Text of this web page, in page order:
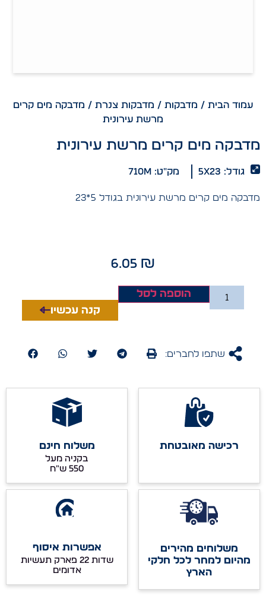
עמוד הבית/ מדבקות/ מדבקות צנרת/ מדבקה מים קרים
מרשת עירונית
מדבקה מים קרים מרשת עירונית
גודל: 5x23 מק"ט: 710m
מדבקה מים קרים מרשת עירונית בגודל 5*23
6.05₪
הוספה לסל
קנה עכשיו
שתפו לחברים:
רכישה מאובטחת משלוח חינם
בקניה מעל
משלוחים מהירים
מהיום למחר לכל חלקי
הארץ
אפשרות איסוף
שדות 22 פארק תעשיות
אדומים